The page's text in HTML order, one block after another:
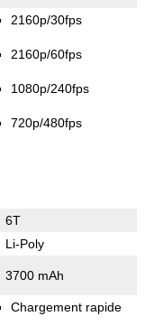
2160p/30fps
2160p/60fps
1080p/240fps
720p/480fps
6T
Li-Poly
3700 mAh
Chargement rapide